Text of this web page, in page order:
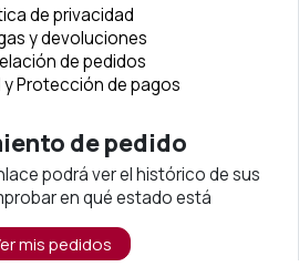
de privacidad
y devoluciones
de pedidos
y Protección de pagos
de pedido
podrá ver el histórico de sus
en qué estado está
mis pedidos